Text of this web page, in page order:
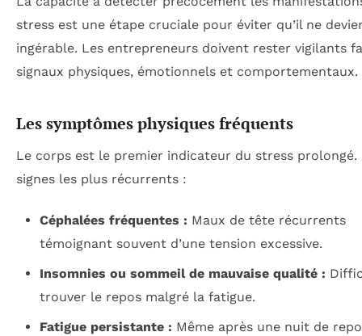
stress est une étape cruciale pour éviter qu’il ne
ingérable. Les entrepreneurs doivent rester vigilants
signaux physiques, émotionnels et comportementaux.
Les symptômes physiques fréquents
Le corps est le premier indicateur du stress prolongé.
signes les plus récurrents :
Céphalées fréquentes : Maux de tête récurrents
témoignant souvent d’une tension excessive.
Insomnies ou sommeil de mauvaise qualité :
trouver le repos malgré la fatigue.
Fatigue persistante : Même après une nuit de